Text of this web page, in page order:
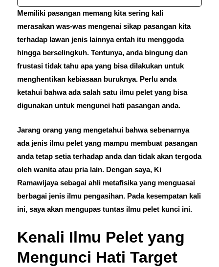
Memiliki pasangan memang kita sering kali
merasakan was-was mengenai sikap pasangan kita
terhadap lawan jenis lainnya entah itu menggoda
hingga berselingkuh. Tentunya, anda bingung dan
frustasi tidak tahu apa yang bisa dilakukan untuk
menghentikan kebiasaan buruknya. Perlu anda
ketahui bahwa ada salah satu ilmu pelet yang bisa
digunakan untuk mengunci hati pasangan anda.
Jarang orang yang mengetahui bahwa sebenarnya
ada jenis ilmu pelet yang mampu membuat pasangan
anda tetap setia terhadap anda dan tidak akan tergoda
oleh wanita atau pria lain. Dengan saya, Ki
Ramawijaya sebagai ahli metafisika yang menguasai
berbagai jenis ilmu pengasihan. Pada kesempatan kali
ini, saya akan mengupas tuntas ilmu pelet kunci ini.
Kenali Ilmu Pelet yang
Mengunci Hati Target